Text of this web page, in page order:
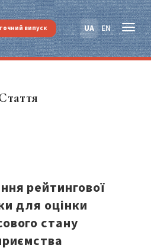
UA EN
випуск
рейтингової
для оцінки
стану